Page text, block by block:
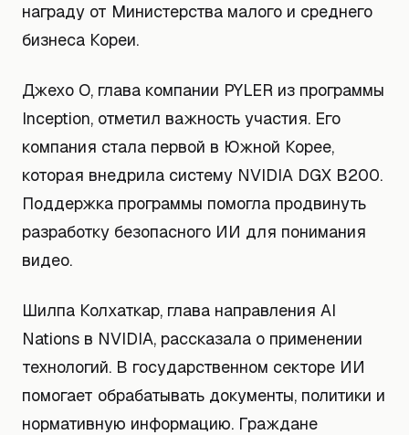
награду от Министерства малого и среднего
бизнеса Кореи.
Джехо О, глава компании PYLER из программы
Inception, отметил важность участия. Его
компания стала первой в Южной Корее,
которая внедрила систему NVIDIA DGX B200.
Поддержка программы помогла продвинуть
разработку безопасного ИИ для понимания
видео.
Шилпа Колхаткар, глава направления AI
Nations в NVIDIA, рассказала о применении
технологий. В государственном секторе ИИ
помогает обрабатывать документы, политики и
нормативную информацию. Граждане